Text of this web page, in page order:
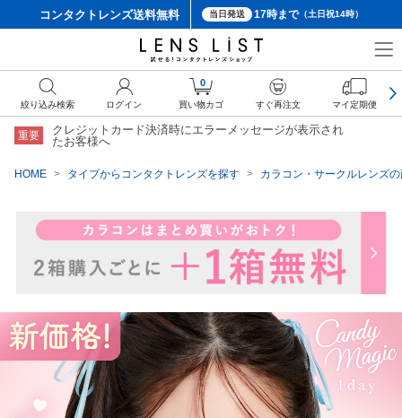
コンタクトレンズ送料無料 当日発送 17時まで（土日祝14時）
重要
クレジットカード決済時にエラーメッセージが表示され
たお客様へ
HOME タイプからコンタクトレンズを探す カラコン・サークルレンズ
絞り込み検索 ログイン
0
買い物カゴ すぐ再注文 マイ定期便
クーポン詳細